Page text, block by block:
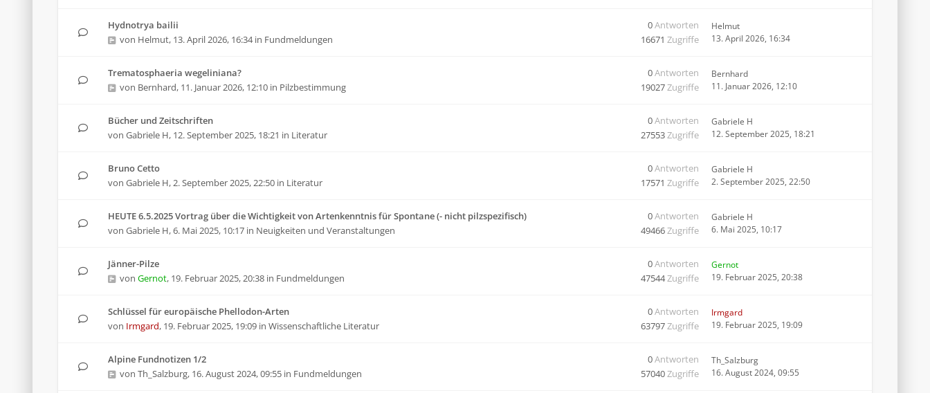
Hydnotrya bailii
von Helmut, 13. April 2026, 16:34in Fundmeldungen
0Antworten
16671 Zugriffe
Helmut
13. April 2026, 16:34
Trematosphaeria wegeliniana?
von Bernhard, 11. Januar 2026, 12:10 in Pilzbestimmung
0Antworten
19027Zugriffe
Bernhard
11. Januar 2026, 12:10
Bücher und Zeitschriften
von Gabriele H, 12. September 2025, 18:21 in Literatur
0Antworten
27553Zugriffe
Gabriele H
12. September 2025, 18:21
Bruno Cetto
von Gabriele H,2. September 2025, 22:50 in Literatur
0Antworten
17571 Zugriffe
Gabriele H
2. September 2025, 22:50
HEUTE 6.5.2025 Vortrag über die Wichtigkeit von Artenkenntnis für Spontane (- nicht pilzspezifisch)
von Gabriele H,6. Mai 2025, 10:17 in Neuigkeiten und Veranstaltungen
0Antworten
49466Zugriffe
Gabriele H
6. Mai 2025, 10:17
Jänner-Pilze
von Gernot, 19. Februar 2025, 20:38 in Fundmeldungen
0Antworten
47544Zugriffe
Gernot
19. Februar 2025, 20:38
Schlüssel für europäische Phellodon-Arten
von Irmgard, 19. Februar 2025, 19:09 in Wissenschaftliche Literatur
0Antworten
63797Zugriffe
Irmgard
19. Februar 2025, 19:09
Alpine Fundnotizen 1/2
von Th_Salzburg, 16. August 2024, 09:55 in Fundmeldungen
0Antworten
57040Zugriffe
Th_Salzburg
16. August 2024, 09:55